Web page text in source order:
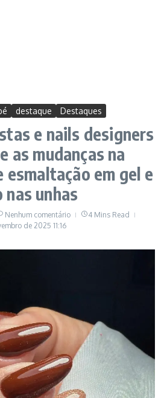
destaque Destaques
e nails designers
as mudanças na
esmaltação em gel e
unhas
Nenhum comentário
4 Mins Read
de 2025 11:16